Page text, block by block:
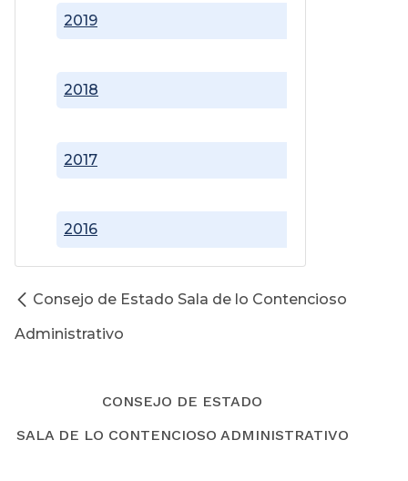
2016
2017
2018
2019
Consejo de Estado Sala de lo Contencioso
Administrativo
CONSEJO DE ESTADO
SALA DE LO CONTENCIOSO ADMINISTRATIVO